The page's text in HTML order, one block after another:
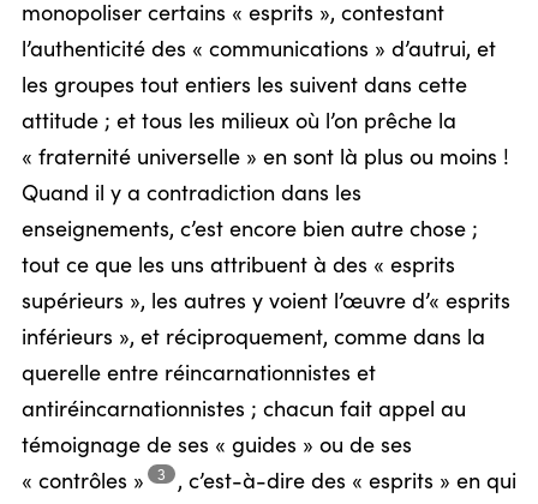
monopoliser certains « esprits », contestant
l’authenticité des « communications » d’autrui, et
les groupes tout entiers les suivent dans cette
attitude ; et tous les milieux où l’on prêche la
« fraternité universelle » en sont là plus ou moins !
Quand il y a contradiction dans les
enseignements, c’est encore bien autre chose ;
tout ce que les uns attribuent à des « esprits
supérieurs », les autres y voient l’œuvre d’« esprits
inférieurs », et réciproquement, comme dans la
querelle entre réincarnationnistes et
antiréincarnationnistes ; chacun fait appel au
témoignage de ses « guides » ou de ses
« contrôles »
3 , c’est-à-dire des « esprits » en qui